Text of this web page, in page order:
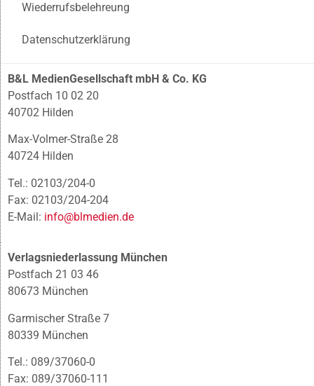
Wiederrufsbelehreung
Datenschutzerklärung
B&L MedienGesellschaft mbH & Co. KG
Postfach 10 02 20
40702 Hilden
Max-Volmer-Straße 28
40724 Hilden
Tel.: 02103/204-0
Fax: 02103/204-204
E-Mail: info@blmedien.de
Verlagsniederlassung München
Postfach 21 03 46
80673 München
Garmischer Straße 7
80339 München
Tel.: 089/37060-0
Fax: 089/37060-111